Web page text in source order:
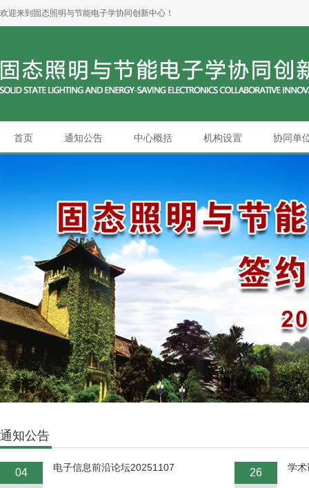
欢迎来到固态照明与节能电子学协同创新中心！
首页 通知公告 中心概括 机构设置 协同单
通知公告
04
电子信息前沿论坛20251107
26
学